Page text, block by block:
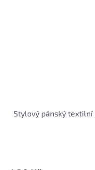
Stylový pánský textilní